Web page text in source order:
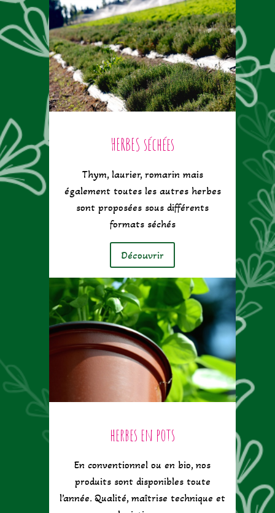
HERBES séchées
Thym, laurier, romarin mais
également toutes les autres herbes
sont proposées sous différents
formats séchés
Découvrir
herbes en pots
En conventionnel ou en bio, nos
produits sont disponibles toute
l’année. Qualité, maîtrise technique et